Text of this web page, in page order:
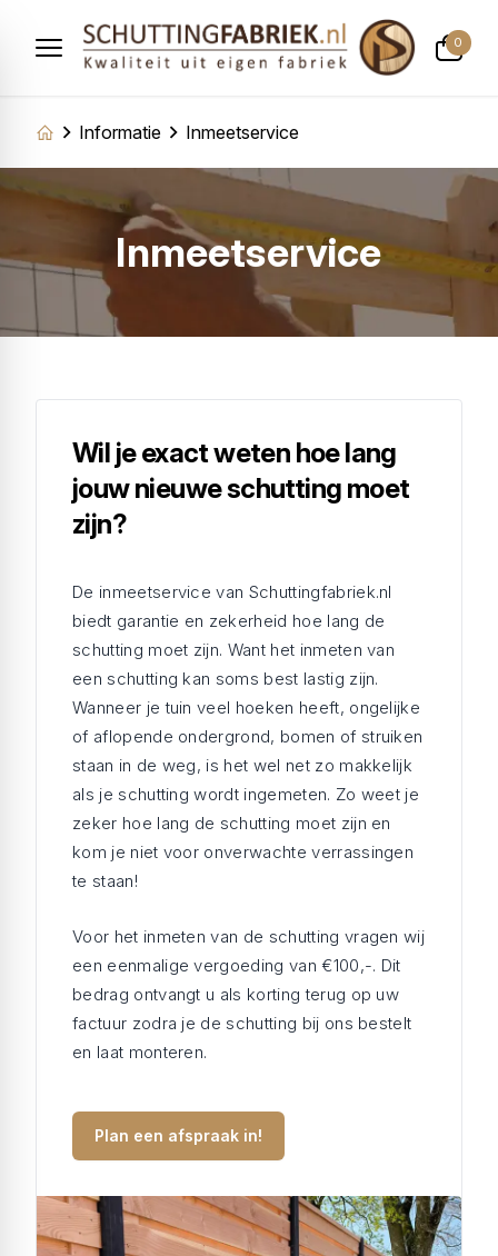
0
Informatie Inmeetservice
Inmeetservice
Wil je exact weten hoe lang
jouw nieuwe schutting moet
zijn?
De inmeetservice van Schuttingfabriek.nl
biedt garantie en zekerheid hoe lang de
schutting moet zijn. Want het inmeten van
een schutting kan soms best lastig zijn.
Wanneer je tuin veel hoeken heeft, ongelijke
of aflopende ondergrond, bomen of struiken
staan in de weg, is het wel net zo makkelijk
als je schutting wordt ingemeten. Zo weet je
zeker hoe lang de schutting moet zijn en
kom je niet voor onverwachte verrassingen
te staan!
Voor het inmeten van de schutting vragen wij
een eenmalige vergoeding van €100,-. Dit
bedrag ontvangt u als korting terug op uw
factuur zodra je de schutting bij ons bestelt
en laat monteren.
Plan een afspraak in!